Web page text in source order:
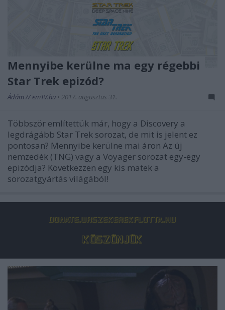
Mennyibe kerülne ma egy régebbi
Star Trek epizód?
Ádám // emTV.hu • 2017. augusztus 31.
Többször említettük már, hogy a Discovery a
legdrágább Star Trek sorozat, de mit is jelent ez
pontosan? Mennyibe kerülne mai áron Az új
nemzedék (TNG) vagy a Voyager sorozat egy-egy
epizódja? Következzen egy kis matek a
sorozatgyártás világából!